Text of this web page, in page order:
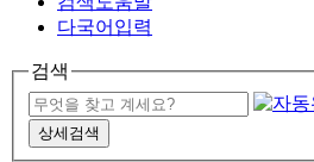
다국어입력
검색
상세검색